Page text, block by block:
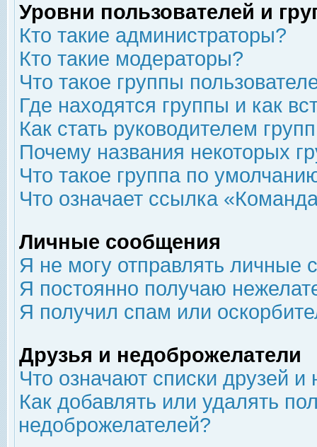
Уровни пользователей и
Кто такие администраторы?
Кто такие модераторы?
Что такое группы
Где находятся группы и как
Как стать руководителем
Почему названия некоторых
Что такое группа по
Что означает ссылка
Личные сообщения
Я не могу отправлять личные
Я постоянно получаю
Я получил спам или
Друзья и недоброжелатели
Что означают списки друзей
Как добавлять или удалять
недоброжелателей?